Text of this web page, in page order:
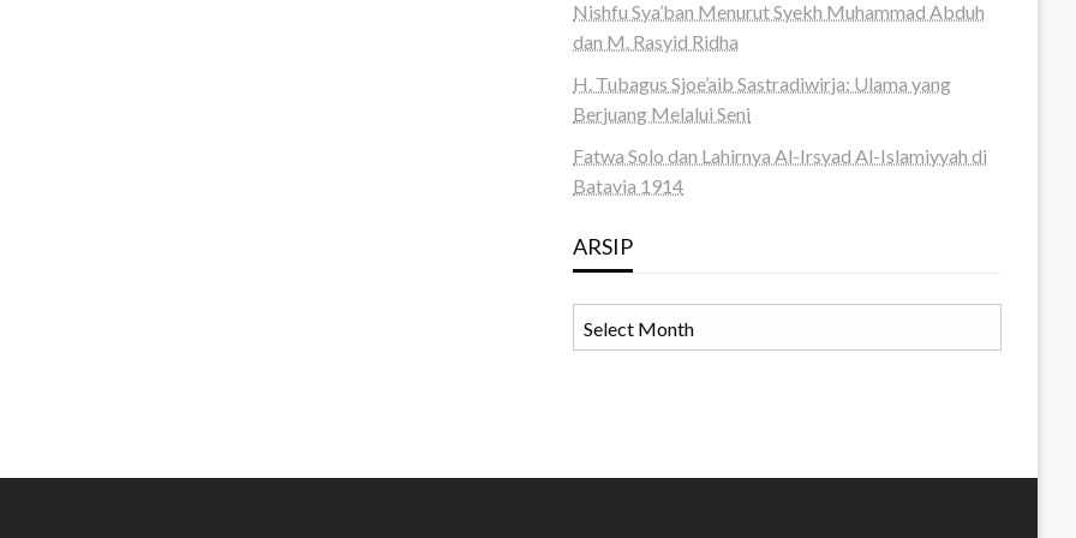
Nishfu Sya’ban Menurut Syekh Muhammad Abduh
dan M. Rasyid Ridha
H. Tubagus Sjoe’aib Sastradiwirja: Ulama yang
Berjuang Melalui Seni
Fatwa Solo dan Lahirnya Al-Irsyad Al-Islamiyyah di
Batavia 1914
ARSIP